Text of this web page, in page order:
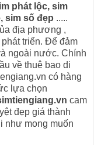
phát lộc, sim
sim số đẹp .....
địa phương ,
triển. Để đảm
ngoài nước. Chính
về thuê bao di
có hàng
lựa chọn
cam
đẹp giá thành
như mong muốn